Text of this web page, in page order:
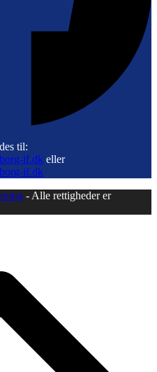
til:
if.dk eller
if.dk
- Alle rettigheder er